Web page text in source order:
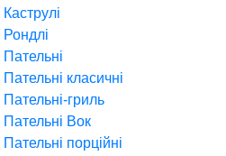
Каструлі
Рондлі
Пательні
Пательні класичні
Пательні-гриль
Пательні Вок
Пательні порційні